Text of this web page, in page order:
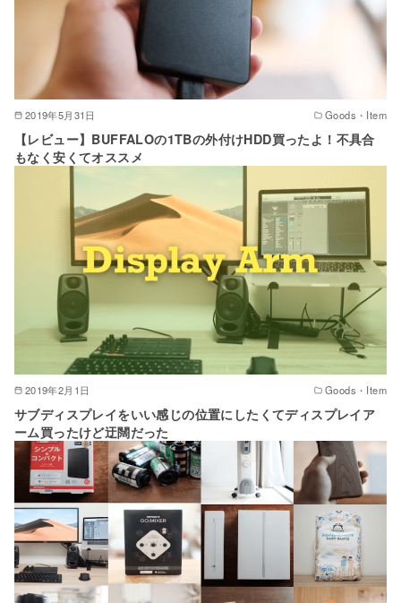
2019年5月31日 Goods・Item
【レビュー】BUFFALOの1TBの外付けHDD買ったよ！不具合
もなく安くてオススメ
2019年2月1日 Goods・Item
サブディスプレイをいい感じの位置にしたくてディスプレイア
ーム買ったけど迂闊だった